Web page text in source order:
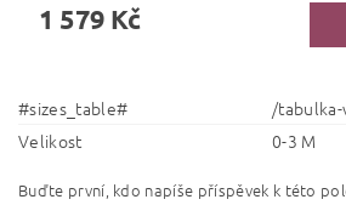
1 579 Kč
#sizes_table#
/
Velikost
0-3 M
Buďte první, kdo napíše příspěvek k této